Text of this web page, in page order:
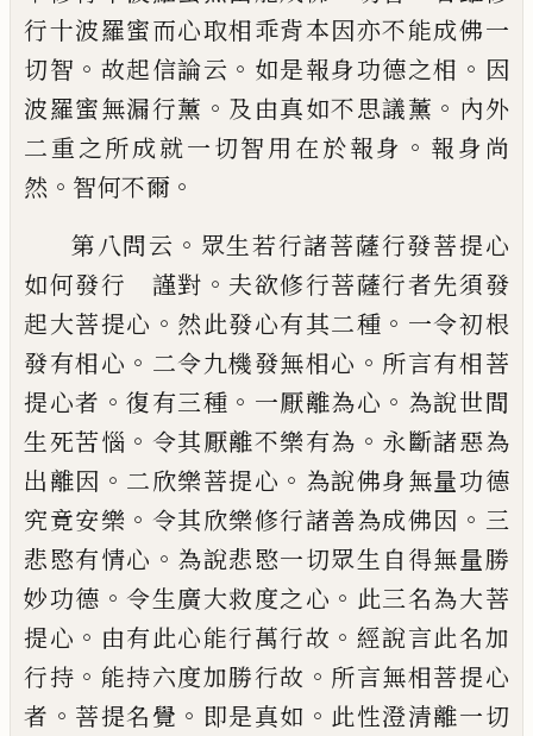
行十波羅蜜而心取相乖背本因亦不能成佛一
切智 。 故起信論云 。 如是報身功德之相 。 因
波羅蜜無漏行薰 。 及由真如不思議薰 。 內外
二重之所成就一切智用在於報身 。 報身尚
然 。 智何不爾 。
第八問云 。 眾生若行諸菩薩行發菩提心
如何發行 謹對 。 夫欲修行菩薩行者先須發
起大菩提心 。 然此發心有其二種 。 一令初根
發有相心 。 二令九機發無相心 。 所言有相菩
提心者 。復有三種 。 一厭離為心 。 為說世間
生死苦惱 。 令其厭離不樂有為 。 永斷諸惡為
出離因 。 二欣樂菩提心 。 為說佛身無量功德
究竟安樂 。 令其欣樂修行諸善為成佛因 。 三
悲愍有情心 。 為說悲愍一切眾生自得無量勝
妙功德 。令生廣大救度之心 。 此三名為大菩
提心 。 由有此心能行萬行故 。 經說言此名加
行持 。 能持六度加勝行故 。 所言無相菩提心
者 。 菩提名覺 。 即是真如 。 此性澄清離一切